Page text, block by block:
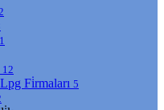
2
1
12
Fi̇rmaları 5